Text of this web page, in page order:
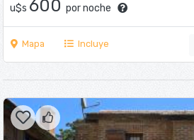
u$s 600 por noche
Mapa Incluye